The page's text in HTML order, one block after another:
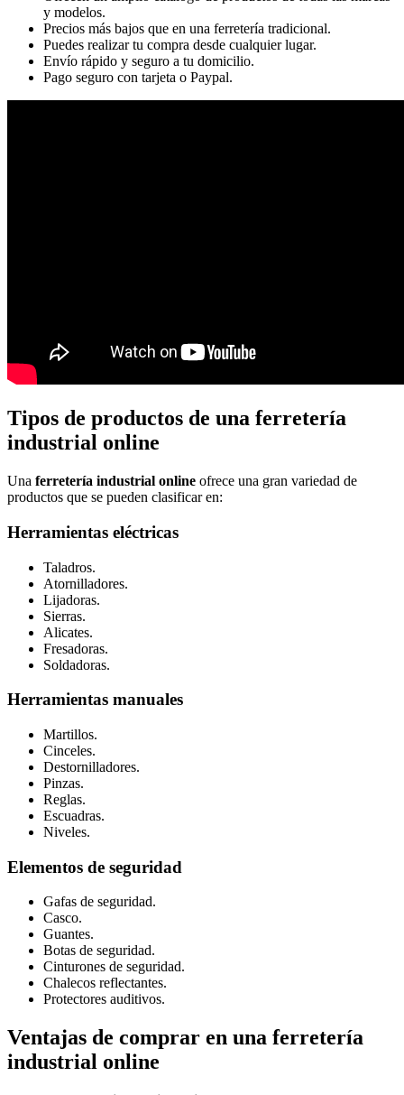
y modelos.
Precios más bajos que en una ferretería tradicional.
Puedes realizar tu compra desde cualquier lugar.
Envío rápido y seguro a tu domicilio.
Pago seguro con tarjeta o Paypal.
Tipos de productos de una ferretería
industrial online
Una ferretería industrial online ofrece una gran variedad de
productos que se pueden clasificar en:
Herramientas eléctricas
Taladros.
Atornilladores.
Lijadoras.
Sierras.
Alicates.
Fresadoras.
Soldadoras.
Herramientas manuales
Martillos.
Cinceles.
Destornilladores.
Pinzas.
Reglas.
Escuadras.
Niveles.
Elementos de seguridad
Gafas de seguridad.
Casco.
Guantes.
Botas de seguridad.
Cinturones de seguridad.
Chalecos reflectantes.
Protectores auditivos.
Ventajas de comprar en una ferretería
industrial online